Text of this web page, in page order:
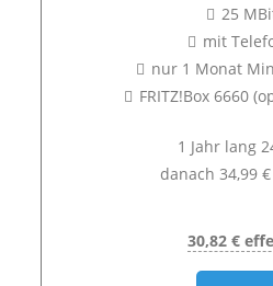
25
mit
nur 1 Monat
FRITZ!Box 6660
1 Jahr lang
danach 34,99
30,82 €